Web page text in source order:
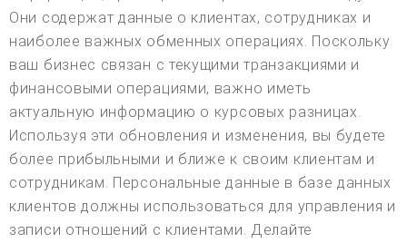
Они содержат данные о клиентах, сотрудниках и
наиболее важных обменных операциях. Поскольку
ваш бизнес связан с текущими транзакциями и
финансовыми операциями, важно иметь
актуальную информацию о курсовых разницах.
Используя эти обновления и изменения, вы будете
более прибыльными и ближе к своим клиентам и
сотрудникам. Персональные данные в базе данных
клиентов должны использоваться для управления и
записи отношений с клиентами. Делайте